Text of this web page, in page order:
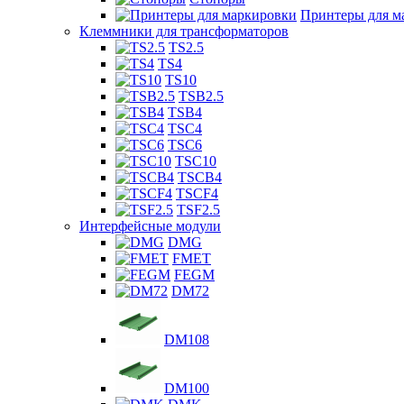
Принтеры для
Клеммники для трансформаторов
TS2.5
TS4
TS10
TSB2.5
TSB4
TSC4
TSC6
TSC10
TSCB4
TSCF4
TSF2.5
Интерфейсные модули
DMG
FMET
FEGM
DM72
DM108
DM100